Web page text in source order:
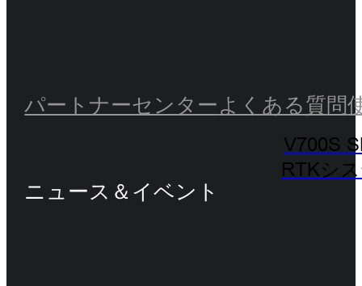
V700S
RTKシ
パートナーセンターよくある質問
ニュース＆イベント